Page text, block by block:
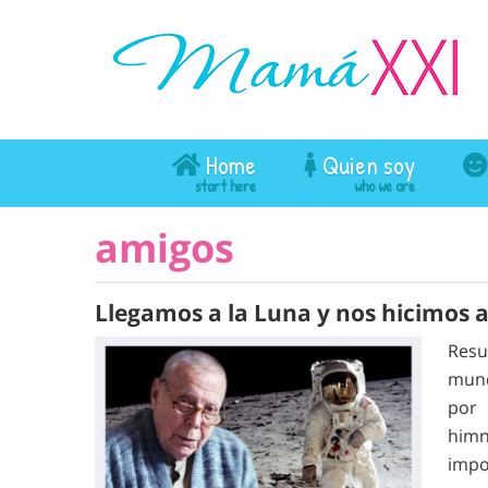
Home Quien soy
amigos
Llegamos a la Luna y nos hicimos
por